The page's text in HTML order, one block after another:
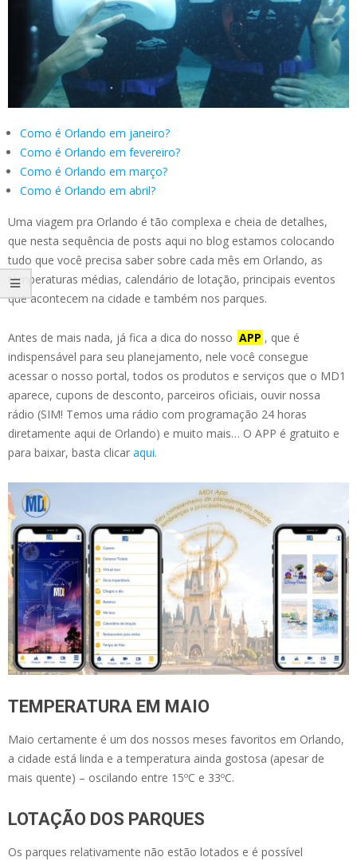
Como é Orlando em janeiro?
Como é Orlando em fevereiro?
Como é Orlando em março?
Como é Orlando em abril?
Uma viagem pra Orlando é tão complexa e cheia de detalhes,
que nesta sequência de posts aqui no blog estamos colocando
tudo que você precisa saber sobre cada mês em Orlando, as
temperaturas médias, calendário de lotação, principais eventos
que acontecem na cidade e também nos parques.
Antes de mais nada, já fica a dica do nosso APP , que é
indispensável para seu planejamento, nele você consegue
acessar o nosso portal, todos os produtos e serviços que o MD1
aparece, cupons de desconto, parceiros oficiais, ouvir nossa
rádio (SIM! Temos uma rádio com programação 24 horas
diretamente aqui de Orlando) e muito mais… O APP é gratuito e
para baixar, basta clicar aqui.
TEMPERATURA EM MAIO
Maio certamente é um dos nossos meses favoritos em Orlando,
a cidade está linda e a temperatura ainda gostosa (apesar de
mais quente) – oscilando entre 15ºC e 33ºC.
LOTAÇÃO DOS PARQUES
Os parques relativamente não estão lotados e é possível